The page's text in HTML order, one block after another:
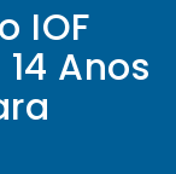
IOF
Anos